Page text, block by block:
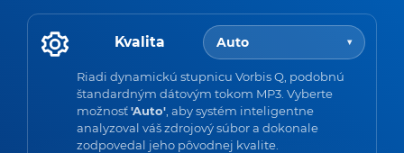
Kvalita Auto ▾
Riadi dynamickú stupnicu Vorbis Q, podobnú
štandardným dátovým tokom MP3. Vyberte
možnosť'Auto' , aby systém inteligentne
analyzoval váš zdrojový súbor a dokonale
zodpovedal jeho pôvodnej kvalite.